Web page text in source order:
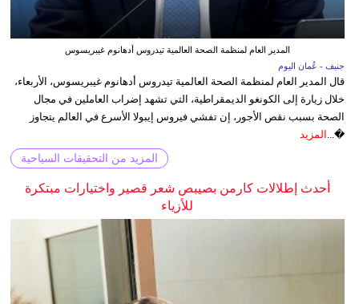
المدير العام لمنظمة الصحة العالمية تيدروس أدهانوم غيبريسوس
جنيف - عُمان اليوم
قال المدير العام لمنظمة الصحة العالمية تيدروس أدهانوم غيبريسوس، الأربعاء،
خلال زيارة إلى الكونغو الديمقراطية، التي تشهد إضراب العاملين في مجال
الصحة بسبب نقص الأجور، إن تفشي فيروس إيبولا الأسرع في العالم يتجاوز
�... المزيد
المزيد من التحقيقات السياحية
أحدث إطلالات كارمن بصيبص شعر قصير واختيارات مبتكرة
للأزياء